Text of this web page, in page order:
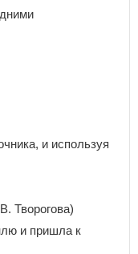
и используя
Творогова)
и пришла к